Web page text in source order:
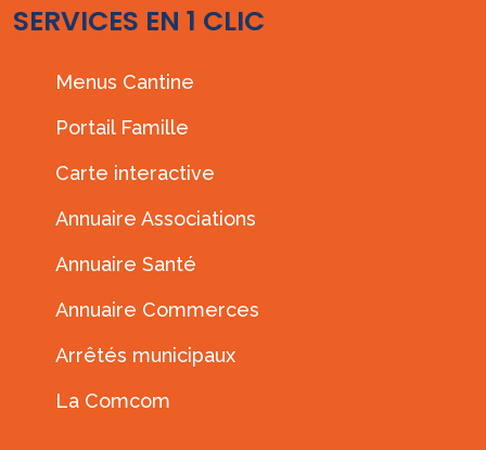
SERVICES EN 1 CLIC
Menus Cantine
Portail Famille
Carte interactive
Annuaire Associations
Annuaire Santé
Annuaire Commerces
Arrêtés municipaux
La Comcom